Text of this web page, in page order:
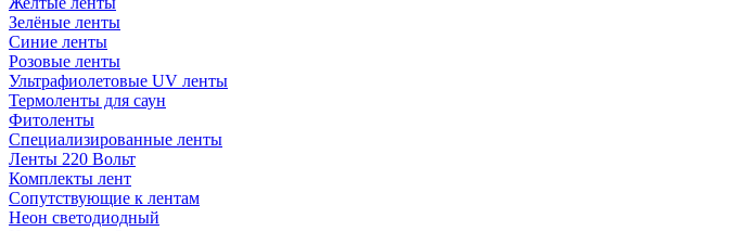
Зелёные ленты
Синие ленты
Розовые ленты
Ультрафиолетовые UV ленты
Термоленты для саун
Фитоленты
Специализированные ленты
Ленты 220 Вольт
Комплекты лент
Сопутствующие к лентам
Неон светодиодный